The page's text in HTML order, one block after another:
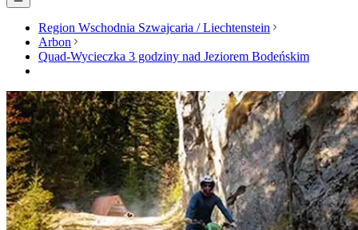
Region Wschodnia Szwajcaria / Liechtenstein
Arbon
Quad-Wycieczka 3 godziny nad Jeziorem Bodeńskim